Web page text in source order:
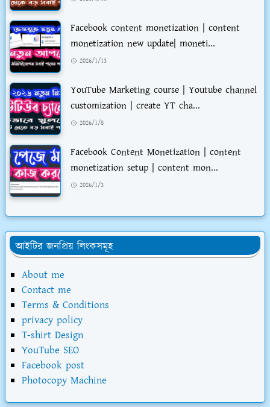
Facebook content monetization | content
monetization new update| moneti...
2026/1/13
YouTube Marketing course | Youtube channel
customization | create YT cha...
2026/1/8
Facebook Content Monetization | content
monetization setup | content mon...
2026/1/3
আইটির জনপ্রিয় লিংকসমূহ
About me
Contact me
Terms & Conditions
privacy policy
T-shirt Design
YouTube SEO
Facebook post
Photocopy Machine